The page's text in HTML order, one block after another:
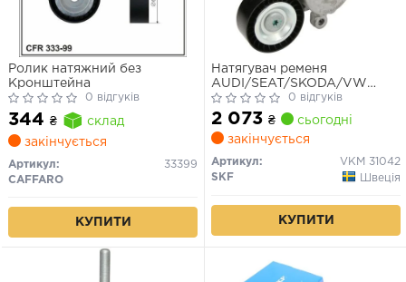
Ролик натяжний без
Кронштейна
0 відгуків
344 ₴
склад
закінчується
Артикул:
33399
CAFFARO
КУПИТИ
Натягувач ременя
AUDI/SEAT/SKODA/VW
A1/A3/Toledo/Fabia/Octavia/
"1,4/1,6L "02>>
0 відгуків
2 073 ₴
сьогодні
закінчується
Артикул:
VKM 31042
SKF
Швеція
КУПИТИ